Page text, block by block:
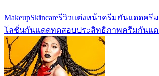
MakeupSkincareรีวิวแต่งหน้าครีมกันแดดครี
โลชั่นกันแดดทดสอบประสิทธิภาพครีมกันแ